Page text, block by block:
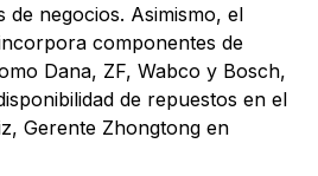
de negocios. Asimismo, el
componentes de
Dana, ZF, Wabco y Bosch,
de repuestos en el
Gerente Zhongtong en